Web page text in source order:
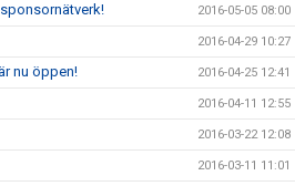
2016-05-05 08:00
2016-04-29 10:27
nu öppen! 2016-04-25 12:41
2016-04-11 12:55
2016-03-22 12:08
2016-03-11 11:01